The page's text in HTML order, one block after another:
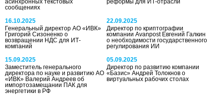
сообщениях
16.10.2025
Генеральный директор АО «ИВК»
Григорий Сизоненко о
возвращении НДС для ИТ-
компаний
22.09.2025
Директор по криптографии
компании Avanpost Евгений Галкин
о необходимости государственного
регулирования ИИ
15.09.2025
Заместитель генерального
директора по науке и развитию АО
«ИВК» Валерий Андреев об
импортозамещании ПАК для
энергетики в РФ
05.09.2025
Директор по развитию компании
«Базис» Андрей Толокнов о
виртуальных рабочих столах